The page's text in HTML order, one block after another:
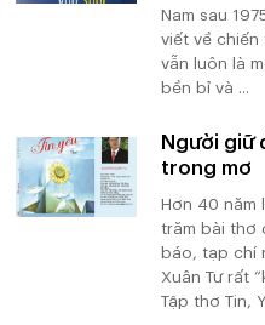
Nam sau
viết về chiến
vẫn luôn là
bền bỉ và ...
Người giữ
trong mơ
Hơn 40 năm
trăm bài thơ
báo, tạp chí
Xuân Tư rất
Tập thơ Tin,